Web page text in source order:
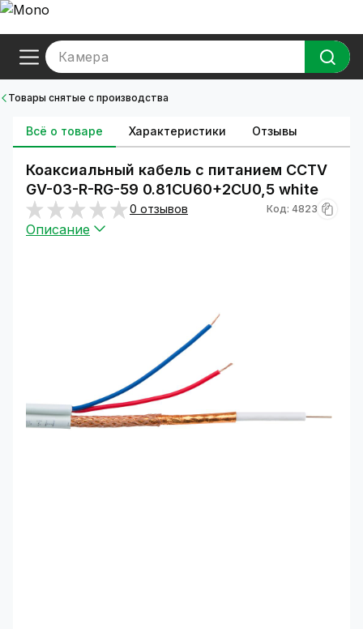
Камера
Товары снятые с производства
Всё о товаре Характеристики Отзывы
Коаксиальный кабель с питанием CCTV
GV-03-R-RG-59 0.81CU60+2CU0,5 white
0 отзывов Код: 4823
Описание